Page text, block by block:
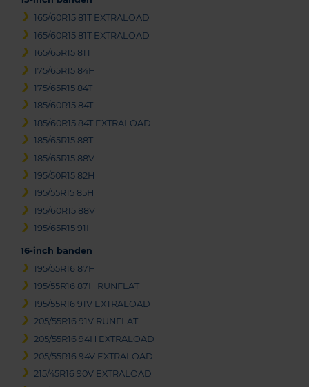
165/60R15 81T EXTRALOAD
165/60R15 81T EXTRALOAD
165/65R15 81T
175/65R15 84H
175/65R15 84T
185/60R15 84T
185/60R15 84T EXTRALOAD
185/65R15 88T
185/65R15 88V
195/50R15 82H
195/55R15 85H
195/60R15 88V
195/65R15 91H
16-inch banden
195/55R16 87H
195/55R16 87H RUNFLAT
195/55R16 91V EXTRALOAD
205/55R16 91V RUNFLAT
205/55R16 94H EXTRALOAD
205/55R16 94V EXTRALOAD
215/45R16 90V EXTRALOAD